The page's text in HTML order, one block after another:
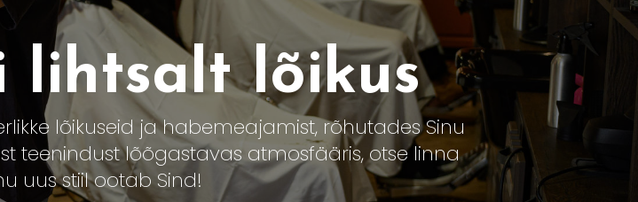
lihtsalt lõikus
lõikuseid ja habemeajamist, rõhutades Sinu
teenindust lõõgastavas atmosfääris, otse linna
uus stiil ootab Sind!